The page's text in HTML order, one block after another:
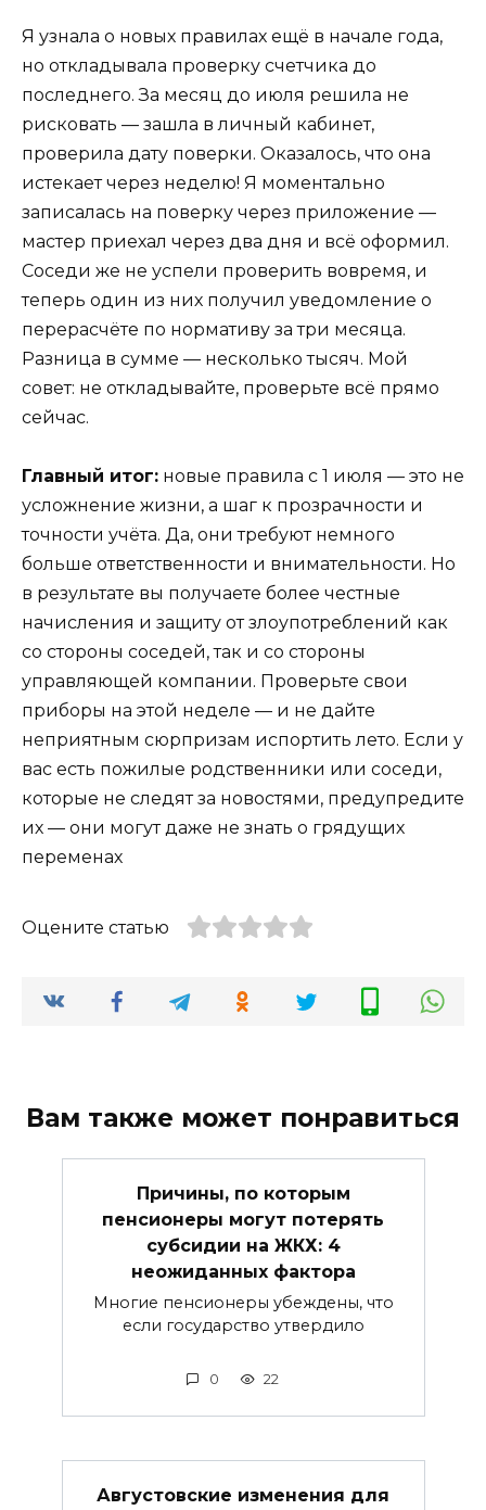
Я узнала о новых правилах ещё в начале года,
но откладывала проверку счетчика до
последнего. За месяц до июля решила не
рисковать — зашла в личный кабинет,
проверила дату поверки. Оказалось, что она
истекает через неделю! Я моментально
записалась на поверку через приложение —
мастер приехал через два дня и всё оформил.
Соседи же не успели проверить вовремя, и
теперь один из них получил уведомление о
перерасчёте по нормативу за три месяца.
Разница в сумме — несколько тысяч. Мой
совет: не откладывайте, проверьте всё прямо
сейчас.
Главный итог: новые правила с 1 июля — это не
усложнение жизни, а шаг к прозрачности и
точности учёта. Да, они требуют немного
больше ответственности и внимательности. Но
в результате вы получаете более честные
начисления и защиту от злоупотреблений как
со стороны соседей, так и со стороны
управляющей компании. Проверьте свои
приборы на этой неделе — и не дайте
неприятным сюрпризам испортить лето. Если у
вас есть пожилые родственники или соседи,
которые не следят за новостями, предупредите
их — они могут даже не знать о грядущих
переменах
Оцените статью
Вам также может понравиться
Причины, по которым
пенсионеры могут потерять
субсидии на ЖКХ: 4
неожиданных фактора
Многие пенсионеры убеждены, что
если государство утвердило
0 22
Августовские изменения для